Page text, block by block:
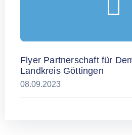
Flyer Partnerschaft für
Landkreis Göttingen
08.09.2023